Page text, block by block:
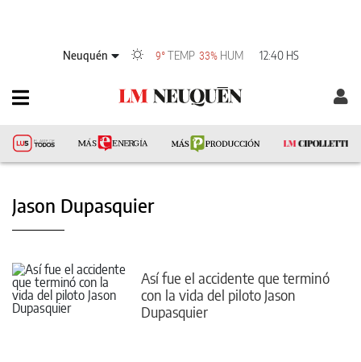
Neuquén 9° TEMP 33% HUM 12:40 HS
Jason Dupasquier
Así fue el accidente que terminó
con la vida del piloto Jason
Dupasquier